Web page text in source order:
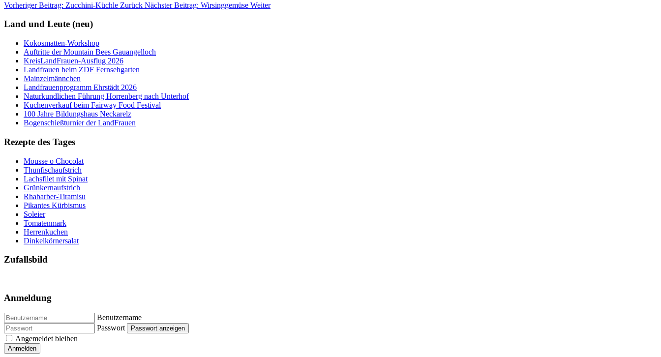
Vorheriger Beitrag: Zucchini-Küchle Zurück Nächster Beitrag: Wirsinggemüse Weiter
Land und Leute (neu)
Kokosmatten-Workshop
Auftritte der Mountain Bees Gauangelloch
KreisLandFrauen-Ausflug 2026
Landfrauen beim ZDF Fernsehgarten
Mainzelmännchen
Landfrauenprogramm Ehrstädt 2026
Naturkundlichen Führung Horrenberg nach Unterhof
Kuchenverkauf beim Fairway Food Festival
100 Jahre Bildungshaus Neckarelz
Bogenschießturnier der LandFrauen
Rezepte des Tages
Mousse o Chocolat
Thunfischaufstrich
Lachsfilet mit Spinat
Grünkernaufstrich
Rhabarber-Tiramisu
Pikantes Kürbismus
Soleier
Tomatenmark
Herrenkuchen
Dinkelkörnersalat
Zufallsbild
Anmeldung
Benutzername
Passwort
Passwort anzeigen
Angemeldet bleiben
Anmelden